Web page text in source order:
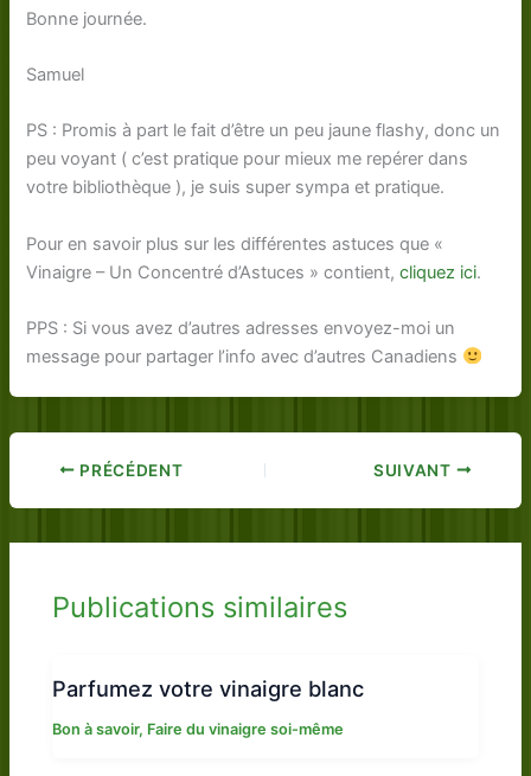
Bonne journée.
Samuel
PS : Promis à part le fait d’être un peu jaune flashy, donc un
peu voyant ( c’est pratique pour mieux me repérer dans
votre bibliothèque ), je suis super sympa et pratique.
Pour en savoir plus sur les différentes astuces que «
Vinaigre – Un Concentré d’Astuces » contient,cliquez ici.
PPS : Si vous avez d’autres adresses envoyez-moi un
message pour partager l’info avec d’autres Canadiens
PRÉCÉDENT SUIVANT
Publications similaires
Parfumez votre vinaigre blanc
Bon à savoir, Faire du vinaigre soi-même